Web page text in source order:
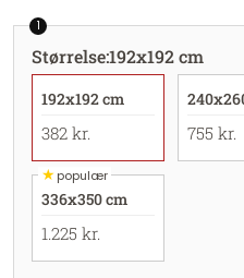
1
Størrelse:192x192 cm
192x192 cm
382 kr. 755 kr.
★populær
336x350 cm
1.225 kr.